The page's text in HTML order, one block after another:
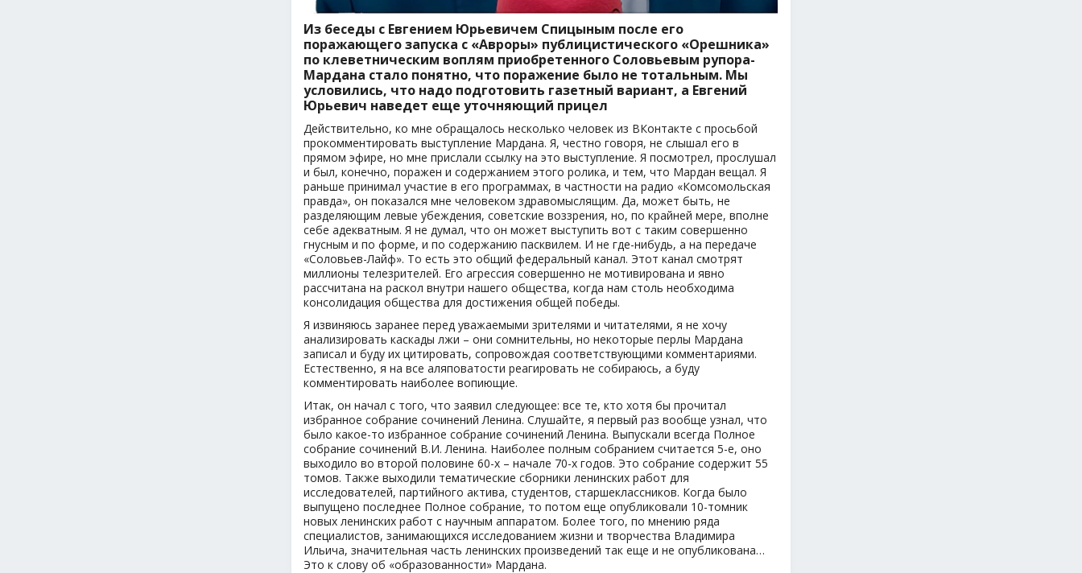
Из беседы с Евгением Юрьевичем Спицыным после его
поражающего запуска с «Авроры» публицистического «Орешника»
по клеветническим воплям приобретенного Соловьевым рупора-
Мардана стало понятно, что поражение было не тотальным. Мы
условились, что надо подготовить газетный вариант, а Евгений
Юрьевич наведет еще уточняющий прицел
Действительно, ко мне обращалось несколько человек из ВКонтакте с просьбой
прокомментировать выступление Мардана. Я, честно говоря, не слышал его в
прямом эфире, но мне прислали ссылку на это выступление. Я посмотрел, прослушал
и был, конечно, поражен и содержанием этого ролика, и тем, что Мардан вещал. Я
раньше принимал участие в его программах, в частности на радио «Комсомольская
правда», он показался мне человеком здравомыслящим. Да, может быть, не
разделяющим левые убеждения, советские воззрения, но, по крайней мере, вполне
себе адекватным. Я не думал, что он может выступить вот с таким совершенно
гнусным и по форме, и по содержанию пасквилем. И не где-нибудь, а на передаче
«Соловьев-Лайф». То есть это общий федеральный канал. Этот канал смотрят
миллионы телезрителей. Его агрессия совершенно не мотивирована и явно
рассчитана на раскол внутри нашего общества, когда нам столь необходима
консолидация общества для достижения общей победы.
Я извиняюсь заранее перед уважаемыми зрителями и читателями, я не хочу
анализировать каскады лжи – они сомнительны, но некоторые перлы Мардана
записал и буду их цитировать, сопровождая соответствующими комментариями.
Естественно, я на все аляповатости реагировать не собираюсь, а буду
комментировать наиболее вопиющие.
Итак, он начал с того, что заявил следующее: все те, кто хотя бы прочитал
избранное собрание сочинений Ленина. Слушайте, я первый раз вообще узнал, что
было какое-то избранное собрание сочинений Ленина. Выпускали всегда Полное
собрание сочинений В.И. Ленина. Наиболее полным собранием считается 5-е, оно
выходило во второй половине 60-х – начале 70-х годов. Это собрание содержит 55
томов. Также выходили тематические сборники ленинских работ для
исследователей, партийного актива, студентов, старшеклассников. Когда было
выпущено последнее Полное собрание, то потом еще опубликовали 10-томник
новых ленинских работ с научным аппаратом. Более того, по мнению ряда
специалистов, занимающихся исследованием жизни и творчества Владимира
Ильича, значительная часть ленинских произведений так еще и не опубликована…
Это к слову об «образованности» Мардана.